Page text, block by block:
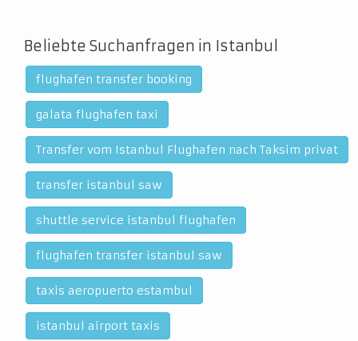
Beliebte Suchanfragen in Istanbul
flughafen transfer booking
galata flughafen taxi
Transfer vom Istanbul Flughafen nach Taksim privat
transfer istanbul saw
shuttle service istanbul flughafen
flughafen transfer istanbul saw
taxis aeropuerto estambul
istanbul airport taxis